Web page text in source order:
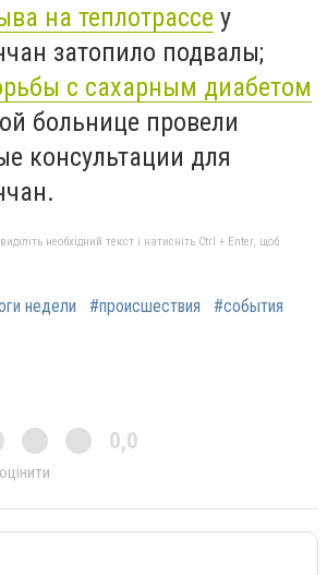
на теплотрассе у
затопило подвалы;
с сахарным диабетом
больнице провели
консультации для
необхідний текст і натисніть Ctrl + Enter, щоб
недели #происшествия #события
0,0